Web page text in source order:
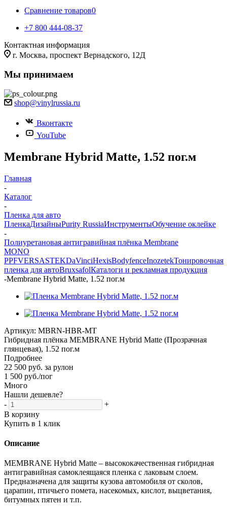
Сравнение товаров0
+7 800 444-08-37
Контактная информация
г. Москва, проспект Вернадского, 12Д
Мы принимаем
shop@vinylrussia.ru
Вконтакте
YouTube
Membrane Hybrid Matte, 1.52 пог.м
Главная
-
Каталог
-
Пленка для авто
ПленкаДизайныPurity RussiaИнструментыОбучение оклейке
-
Полиуретановая антигравийная плёнка Membrane
MONO
PPFVERSASTEKDaVinciHexisBodyfenceInozetekТонировочная
пленка для автоBruxsafolКаталоги и рекламная продукция
-Membrane Hybrid Matte, 1.52 пог.м
Артикул: MBRN-HBR-MT
Гибридная плёнка MEMBRANE Hybrid Matte (Прозрачная
глянцевая), 1.52 пог.м
Подробнее
22 500 руб. за рулон
1 500 руб./пог
Много
Нашли дешевле?
-
+
В корзину
Купить в 1 клик
Описание
MEMBRANE Hybrid Matte – высококачественная гибридная
антигравийная самоклеящаяся пленка с лаковым слоем.
Предназначена для защиты кузова автомобиля от сколов,
царапин, птичьего помета, насекомых, кислот, выцветания,
битумных пятен и т.п.